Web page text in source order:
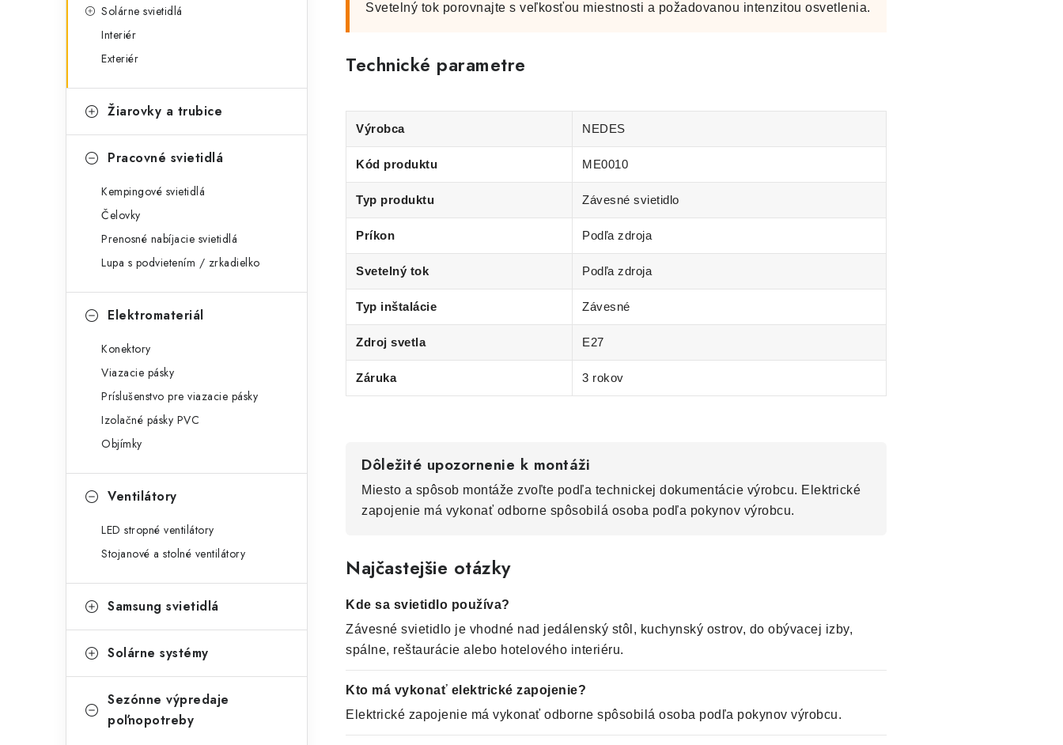
Solárne svietidlá
Interiér
Exteriér
Žiarovky a trubice
Pracovné svietidlá
Kempingové svietidlá
Čelovky
Prenosné nabíjacie svietidlá
Lupa s podvietením / zrkadielko
Elektromateriál
Konektory
Viazacie pásky
Príslušenstvo pre viazacie pásky
Izolačné pásky PVC
Objímky
Ventilátory
LED stropné ventilátory
Stojanové a stolné ventilátory
Samsung svietidlá
Solárne systémy
Sezónne výpredaje
poľnopotreby
Svetelný tok porovnajte s veľkosťou miestnosti a požadovanou intenzitou osvetlenia.
Technické parametre
Výrobca NEDES
Kód produktu ME0010
Typ produktu Závesné svietidlo
Príkon Podľa zdroja
Svetelný tok Podľa zdroja
Typ inštalácie Závesné
Zdroj svetla E27
Záruka 3 rokov
Dôležité upozornenie k montáži
Miesto a spôsob montáže zvoľte podľa technickej dokumentácie výrobcu. Elektrické
zapojenie má vykonať odborne spôsobilá osoba podľa pokynov výrobcu.
Najčastejšie otázky
Kde sa svietidlo používa?
Závesné svietidlo je vhodné nad jedálenský stôl, kuchynský ostrov, do obývacej izby,
spálne, reštaurácie alebo hotelového interiéru.
Kto má vykonať elektrické zapojenie?
Elektrické zapojenie má vykonať odborne spôsobilá osoba podľa pokynov výrobcu.